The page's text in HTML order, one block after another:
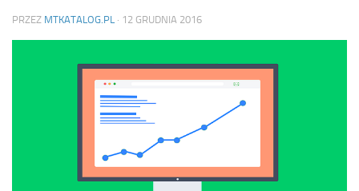
PRZEZ MTKATALOG.PL · 12 GRUDNIA 2016